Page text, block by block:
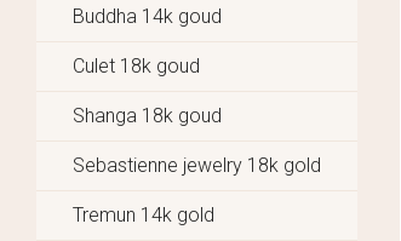
Buddha 14k goud
Culet 18k goud
Shanga 18k goud
Sebastienne jewelry 18k gold
Tremun 14k gold